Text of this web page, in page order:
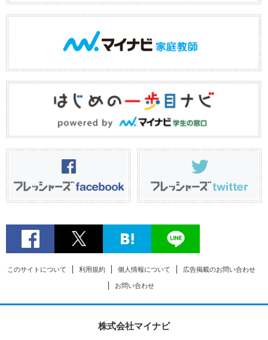
このサイトについて 利用規約 個人情報について 広告掲載のお問い合わせ
お問い合わせ
株式会社マイナビ